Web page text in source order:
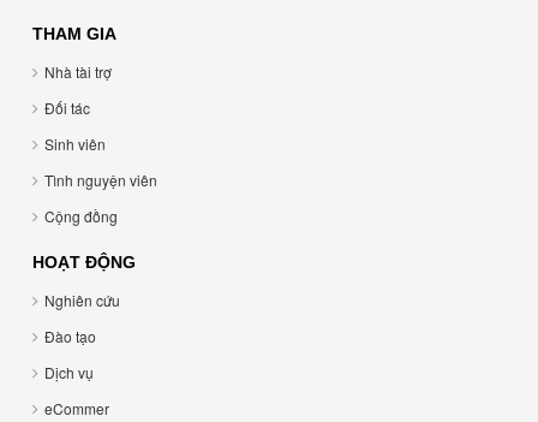
THAM GIA
Nhà tài trợ
Đối tác
Sinh viên
Tình nguyện viên
Cộng đồng
HOẠT ĐỘNG
Nghiên cứu
Đào tạo
Dịch vụ
eCommer